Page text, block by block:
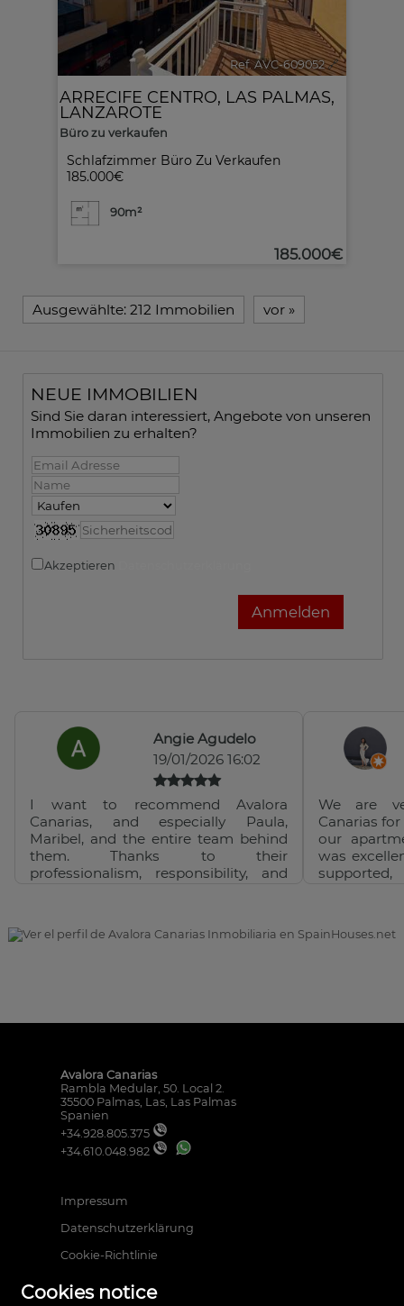
Ref. AVC-609052 🔗
Schlafzimmer Büro Zu Verkaufen
185.000€
ARRECIFE CENTRO, LAS PALMAS,
LANZAROTE
Büro zu verkaufen
90m²
185.000€
Ausgewählte: 212 Immobilien vor »
NEUE IMMOBILIEN
Sind Sie daran interessiert, Angebote von unseren
Immobilien zu erhalten?
Akzeptieren
Angie Agudelo
19/01/2026 16:02
I want to recommend Avalora
Canarias, and especially Paula,
Maribel, and the entire team behind
them. Thanks to their
professionalism, responsibility, and
attentive, clear, and honest,
recommend them 100%! 💖🙏🏼
We are
Canarias
our
was
pleasure
Avalora Canarias
Rambla Medular, 50. Local 2.
35500 Palmas, Las, Las Palmas
Spanien
+34.928.805.375
+34.610.048.982
Impressum
Datenschutzerklärung
Cookie-Richtlinie
Cookies notice